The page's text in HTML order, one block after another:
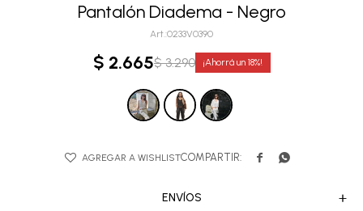
Pantalón Diadema - Negro
0233V0390
$ 2.665$ 3.290 18
 
ENVÍOS